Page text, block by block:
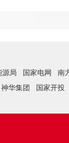
源局 国家电网 南
神华集团 国家开投